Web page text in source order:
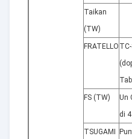
Taikan
(TW)
FRATELLO
FS (TW)
Un
di
TSUGAMI